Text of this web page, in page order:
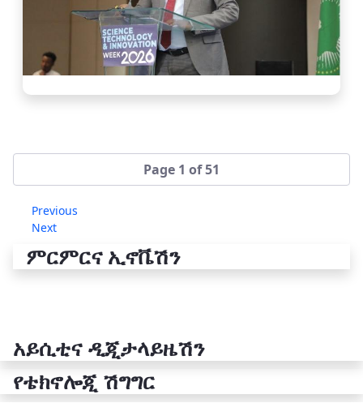
Page 1 of 51
Previous
Next
ምርምርና ኢኖቬሽን
አይሲቲና ዲጂታላይዜሽን
የቴክኖሎጂ ሽግግር